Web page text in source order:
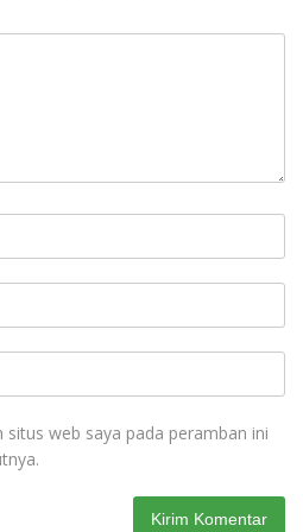
situs web saya pada peramban ini